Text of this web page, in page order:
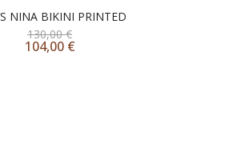
NINA BIKINI PRINTED
130,00€
104,00 €